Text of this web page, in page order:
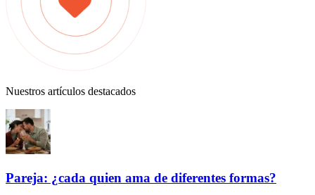
Nuestros artículos destacados
Pareja: ¿cada quien ama de diferentes formas?